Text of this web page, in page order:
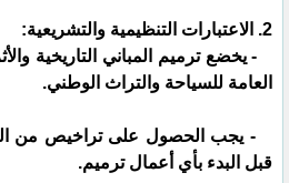
2. الاعتبارات التنظيمية والتشريعية:
- يخضع ترميم المباني التاريخية
العامة للسياحة والتراث الوطني.
- يجب الحصول على تراخيص من
قبل البدء بأي أعمال ترميم.